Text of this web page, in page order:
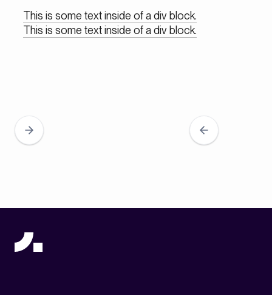
This is some text inside of a div block.
This is some text inside of a div block.